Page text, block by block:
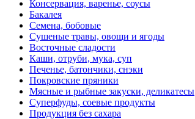
Консервация, варенье, соусы
Бакалея
Семена, бобовые
Сушеные травы, овощи и ягоды
Восточные сладости
Каши, отруби, мука, суп
Печенье, батончики, снэки
Покровские пряники
Мясные и рыбные закуски, деликатесы
Суперфуды, соевые продукты
Продукция без сахара